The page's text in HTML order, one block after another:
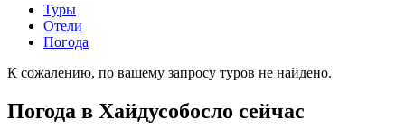
Туры
Отели
Погода
К сожалению, по вашему запросу туров не найдено.
Погода в Хайдусобосло сейчас